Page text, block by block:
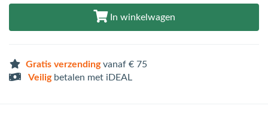
In winkelwagen
Gratis verzendingvanaf € 75
Veiligbetalen met iDEAL